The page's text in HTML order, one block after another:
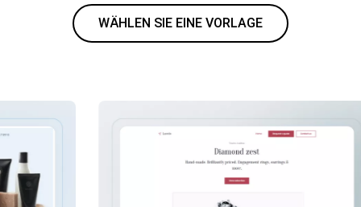
WÄHLEN SIE EINE VORLAGE